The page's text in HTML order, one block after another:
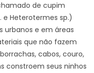
de cupim
Heterotermes sp.)
urbanos e em áreas
que não fazem
cabos, couro,
constroem seus ninhos